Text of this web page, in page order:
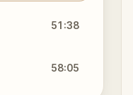
51:38
58:05